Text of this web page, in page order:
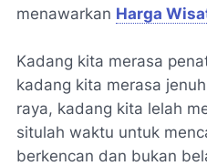
menawarkan Harga
Kadang kita merasa
kadang kita merasa
raya, kadang kita lelah
situlah waktu untuk
berkencan dan bukan